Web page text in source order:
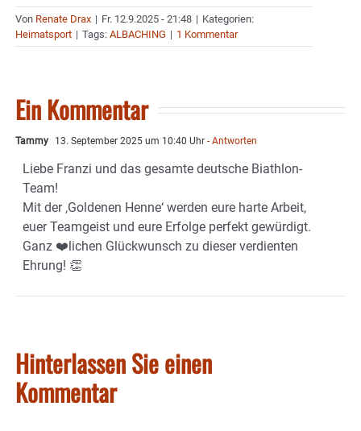
Von Renate Drax | Fr. 12.9.2025 - 21:48 | Kategorien:
Heimatsport | Tags: ALBACHING | 1 Kommentar
Ein Kommentar
Tammy 13. September 2025 um 10:40 Uhr - Antworten
Liebe Franzi und das gesamte deutsche Biathlon-
Team!
Mit der ‚Goldenen Henne‘ werden eure harte Arbeit,
euer Teamgeist und eure Erfolge perfekt gewürdigt.
Ganz ❤️lichen Glückwunsch zu dieser verdienten
Ehrung! 👏
Hinterlassen Sie einen
Kommentar